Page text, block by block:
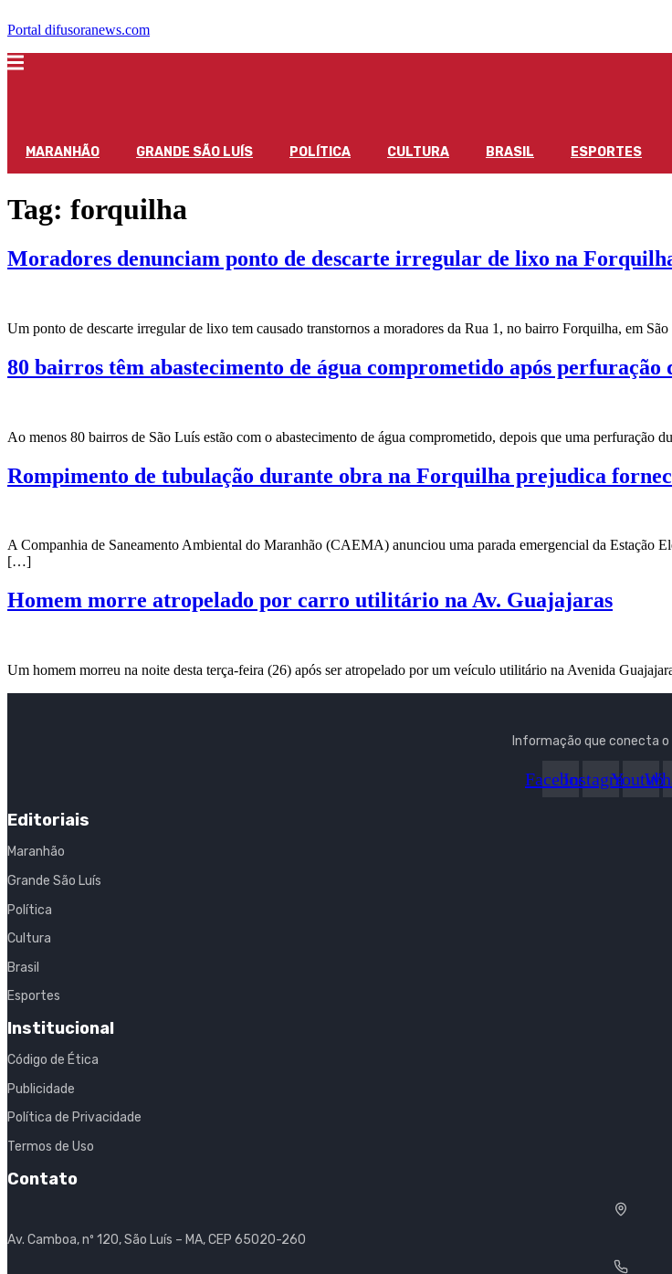
Portal difusoranews.com
MARANHÃO GRANDE SÃO LUÍS POLÍTICA CULTURA BRASIL ESPORTES
Tag: forquilha
Moradores denunciam ponto de descarte irregular de lixo na
Um ponto de descarte irregular de lixo tem causado transtornos a moradores da Rua 1, no bairro Forquilha, em
80 bairros têm abastecimento de água comprometido após
Ao menos 80 bairros de São Luís estão com o abastecimento de água comprometido, depois que uma
Rompimento de tubulação durante obra na Forquilha prejudica
A Companhia de Saneamento Ambiental do Maranhão (CAEMA) anunciou uma parada emergencial da Estação
[…]
Homem morre atropelado por carro utilitário na Av. Guajajaras
Um homem morreu na noite desta terça-feira (26) após ser atropelado por um veículo utilitário na Avenida
Informação que conecta o
FacebookInstagramYoutube
Editoriais
Maranhão
Grande São Luís
Política
Cultura
Brasil
Esportes
Institucional
Código de Ética
Publicidade
Política de Privacidade
Termos de Uso
Contato
Av. Camboa, nº 120, São Luís – MA, CEP 65020-260